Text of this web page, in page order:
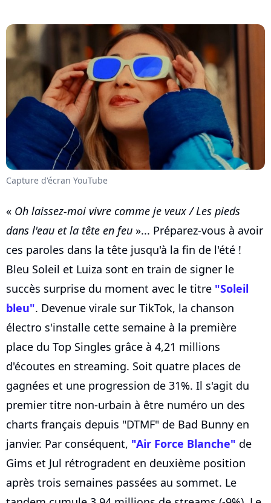
Capture d'écran YouTube
« Oh laissez-moi vivre comme je veux / Les pieds
dans l'eau et la tête en feu »... Préparez-vous à avoir
ces paroles dans la tête jusqu'à la fin de l'été !
Bleu Soleil et Luiza sont en train de signer le
succès surprise du moment avec le titre "Soleil
bleu". Devenue virale sur TikTok, la chanson
électro s'installe cette semaine à la première
place du Top Singles grâce à 4,21 millions
d'écoutes en streaming. Soit quatre places de
gagnées et une progression de 31%. Il s'agit du
premier titre non-urbain à être numéro un des
charts français depuis "DTMF" de Bad Bunny en
janvier. Par conséquent, "Air Force Blanche" de
Gims et Jul rétrogradent en deuxième position
après trois semaines passées au sommet. Le